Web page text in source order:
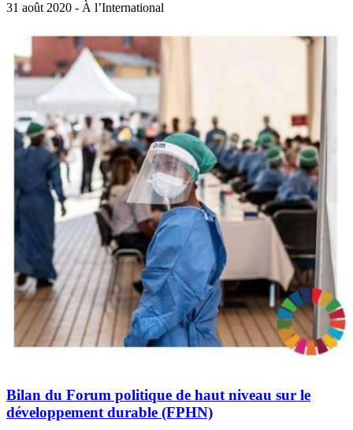
31 août 2020 - À l’International
Bilan du Forum politique de haut niveau sur le
développement durable (FPHN)